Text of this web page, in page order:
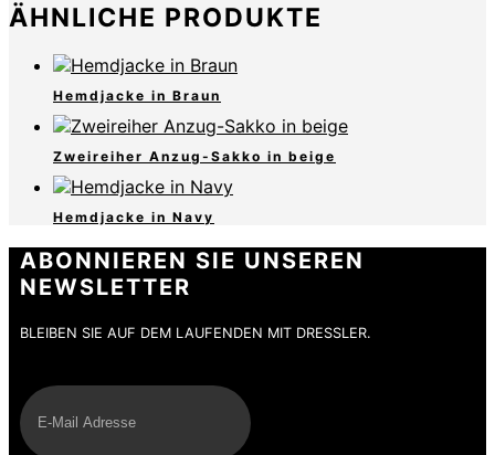
ÄHNLICHE PRODUKTE
Hemdjacke in Braun
Zweireiher Anzug-Sakko in beige
Hemdjacke in Navy
ABONNIEREN SIE UNSEREN
NEWSLETTER
BLEIBEN SIE AUF DEM LAUFENDEN MIT DRESSLER.